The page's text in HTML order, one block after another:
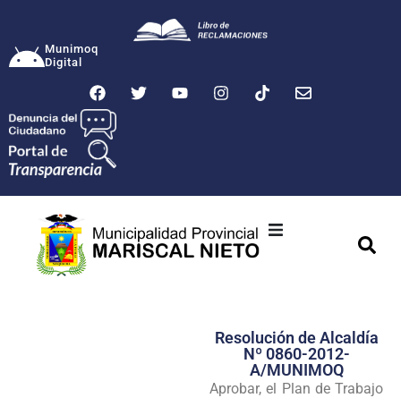
Munimoq
Digital
Transparencia
Seguridad
Resolución de Alcaldía
Nº 0860-2012-
A/MUNIMOQ
Aprobar, el Plan de Trabajo